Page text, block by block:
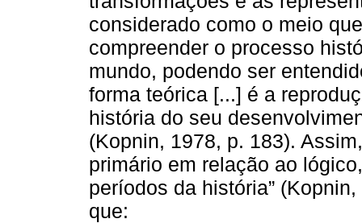
considerado como o meio
compreender o processo
mundo, podendo ser
forma teórica [...] é a
história do seu
(Kopnin, 1978, p. 183).
primário em relação ao
períodos da história”
que: